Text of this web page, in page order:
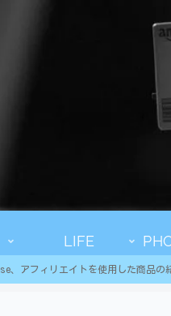
LIFE
、アフィリエイトを使用した商品の